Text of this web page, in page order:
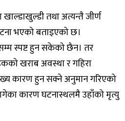
तथा अत्यन्तै जीर्ण
भएको बताइएको छ।
स्पष्ट हुन सकेको छैन। तर
खराब अवस्था र गहिरा
कारण हुन सक्ने अनुमान गरिएको
कारण घटनास्थलमै उहाँको मृत्यु